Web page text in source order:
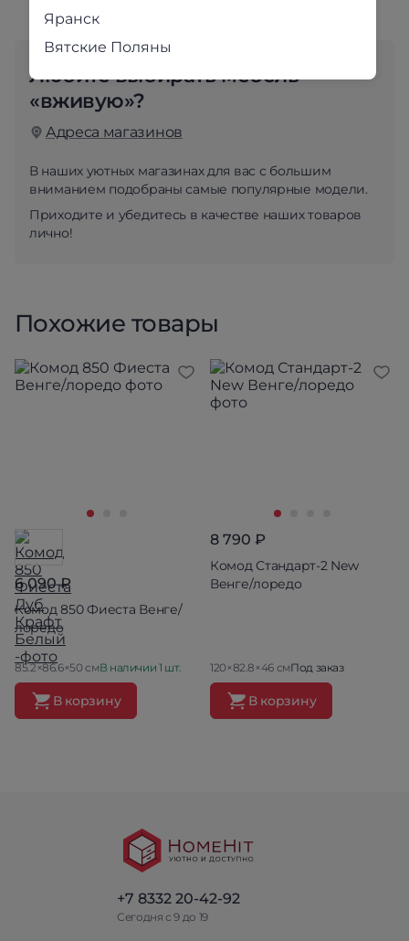
Любите выбирать мебель
«вживую»?
Адреса магазинов
В наших уютных магазинах для вас с большим
вниманием подобраны самые популярные модели.
Приходите и убедитесь в качестве наших товаров
лично!
Похожие товары
6 090 ₽
Комод 850 Фиеста Венге/
лоредо
85.2×86.6×50 смВ наличии 1 шт.
В корзину
8 790 ₽
Комод Стандарт-2 New
Венге/лоредо
120×82.8×46 смПод заказ
В корзину
Яранск
Вятские Поляны
+7 8332 20-42-92
Сегодня с 9 до 19